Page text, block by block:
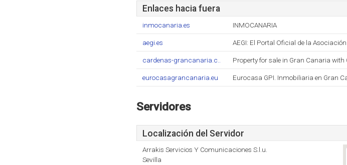
Enlaces hacia fuera
inmocanaria.es INMOCANARIA
aegi.es AEGI: El Portal Oficial de la
cardenas-grancanaria.c.. Property for sale in Gran Canaria with
eurocasagrancanaria.eu Eurocasa GPI. Inmobiliaria en Gran
Servidores
Localización del Servidor
Arrakis Servicios Y Comunicaciones S.l.u.
Sevilla